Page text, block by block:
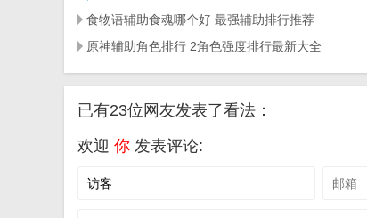
食物语辅助食魂哪个好 最强辅助排行推荐
原神辅助角色排行 2角色强度排行最新大全
已有23位网友发表了看法：
欢迎 你 发表评论: